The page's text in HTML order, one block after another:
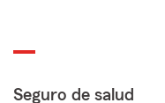
Seguro de salud